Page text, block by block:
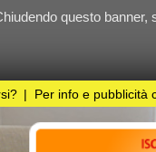
questa pagina o cliccando